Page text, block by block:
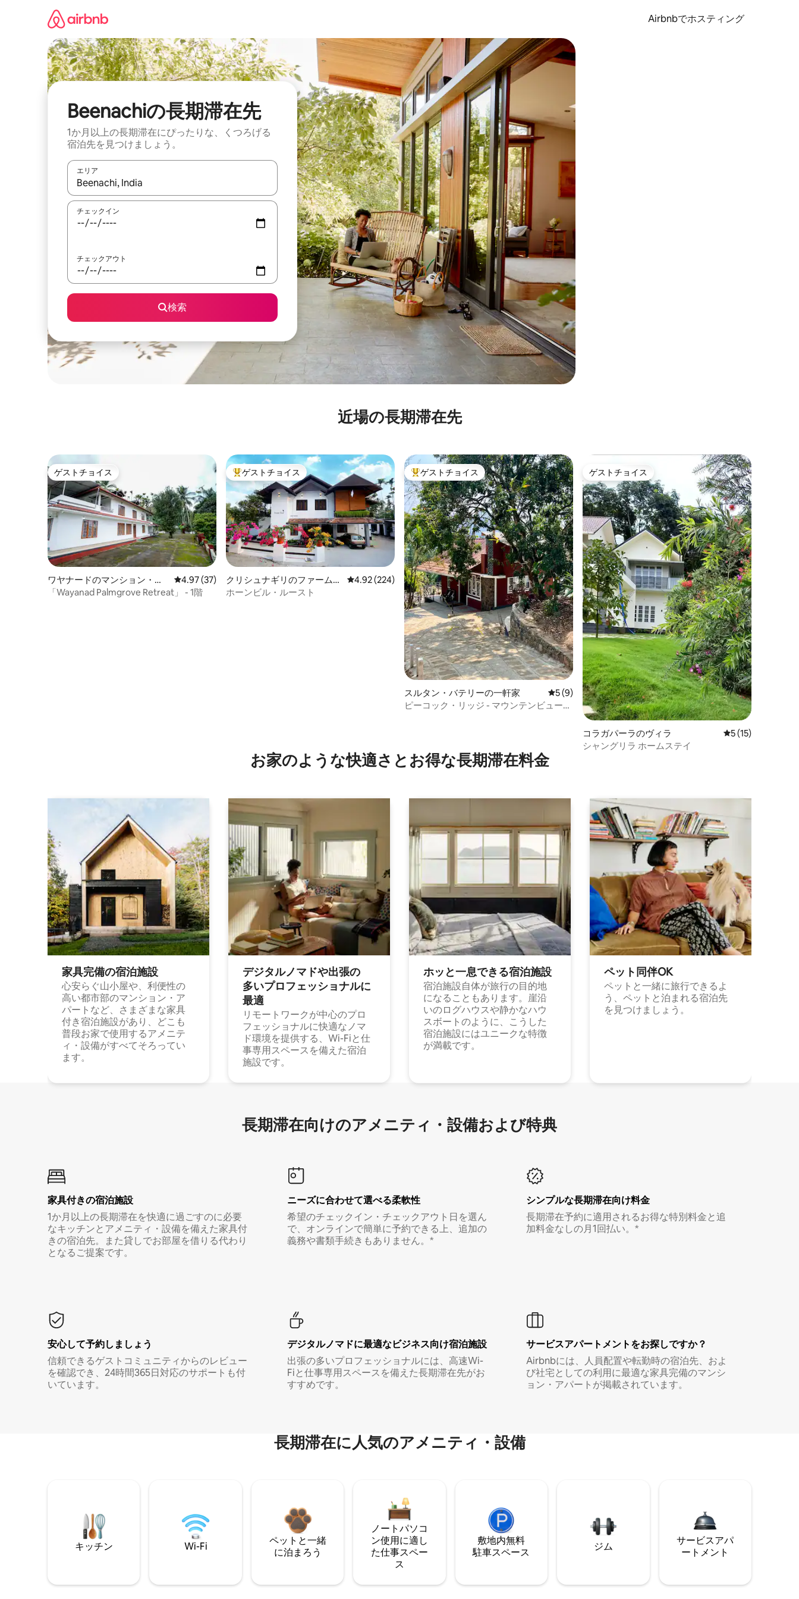
Airbnbでホスティング
Beenachiの長期滞在先
1か月以上の長期滞在にぴったりな、くつろげる
宿泊先を見つけましょう。
エリア
検索結果が表示されたら、上下の矢印キーを使って移動するか、画面をタッチまたはスワイプして検索結果を確認することができます。
チェックイン
チェックアウト
検索
近場の長期滞在先
ゲストチョイス
ゲストチョイス
ワヤナードのマンション・ア
パート
レビュー37件、5つ星中4.97つ星の平均評価
4.97 (37)
「Wayanad Palmgrove Retreat」 - 1階
大好評のゲストチョイスです。
ゲストチョイス
クリシュナギリのファームス
テイ
レビュー224件、5つ星中4.92つ星の平均評価
4.92 (224)
ホーンビル・ルースト
大好評のゲストチョイスです。
ゲストチョイス
スルタン・バテリーの一軒家 レビュー9件、5つ星中5つ星の平均評価
5 (9)
ピーコック・リッジ - マウンテンビューの
ゲストチョイス
ゲストチョイス
コラガパーラのヴィラ レビュー15件、5
5 (15)
シャングリラ ホームステイ
お家のような快⁠適⁠さ⁠とお⁠得⁠な長⁠期⁠滞⁠在料⁠金
家具完備の宿⁠泊⁠施⁠設
心安らぐ山小屋や、利便性の
高い都市部のマンション・ア
パートなど、さまざまな家具
付き宿泊施設があり、どこも
普段お家で使用するアメニテ
ィ・設備がすべてそろってい
ます。
デジタルノマドや出⁠張⁠の
多⁠いプ⁠ロ⁠フ⁠ェ⁠ッ⁠シ⁠ョ⁠ナ⁠ル⁠に
最⁠適
リモートワークが中心のプロ
フェッショナルに快適なノマ
ド環境を提供する、Wi-Fiと仕
事専用スペースを備えた宿泊
施設です。
ホッと一⁠息⁠で⁠き⁠る宿⁠泊施⁠設
宿泊施設自体が旅行の目的地
になることもあります。崖沿
いのログハウスや静かなハウ
スボートのように、こうした
宿泊施設にはユニークな特徴
が満載です。
ペット同⁠伴OK
ペットと一緒に旅行できるよ
う、ペットと泊まれる宿泊先
を見つけましょう。
長期滞在向け⁠のア⁠メ⁠ニ⁠テ⁠ィ⁠・設⁠備⁠および特⁠典
家具付き⁠の宿⁠泊⁠施⁠設
1か月以上の長期滞在を快適に過ごすのに必要
なキッチンとアメニティ・設備を備えた家具付
きの宿泊先。また貸しでお部屋を借りる代わり
となるご提案です。
ニーズに合わせて選べる柔軟性
希望のチェックイン・チェックアウト日を選ん
で、オンラインで簡単に予約できる上、追加の
義務や書類手続きもありません。*
シンプルな長期滞在向け料金
長期滞在予約に適用されるお得な特別料金と追
加料金なしの月1回払い。*
安心して予約しましょう
信頼できるゲストコミュニティからのレビュー
を確認でき、24時間365日対応のサポートも付
いています。
デジタルノマド⁠に最⁠適⁠なビ⁠ジ⁠ネ⁠ス⁠向⁠け宿⁠泊⁠施⁠設
出張の多いプロフェッショナルには、高速Wi-
Fiと仕事専用スペースを備えた長期滞在先がお
すすめです。
サービスアパートメントをお探しですか？
Airbnbには、人員配置や転勤時の宿泊先、およ
び社宅としての利用に最適な家具完備のマンシ
ョン・アパートが掲載されています。
長期滞在に人気のアメニティ・設備
キッチン Wi-Fi
ペットと一緒
に泊まろう
ノートパソコ
ン使用に適し
た仕事スペー
ス
敷地内無料
駐⁠車ス⁠ペ⁠ー⁠ス
ジム
サービスアパ
ートメント